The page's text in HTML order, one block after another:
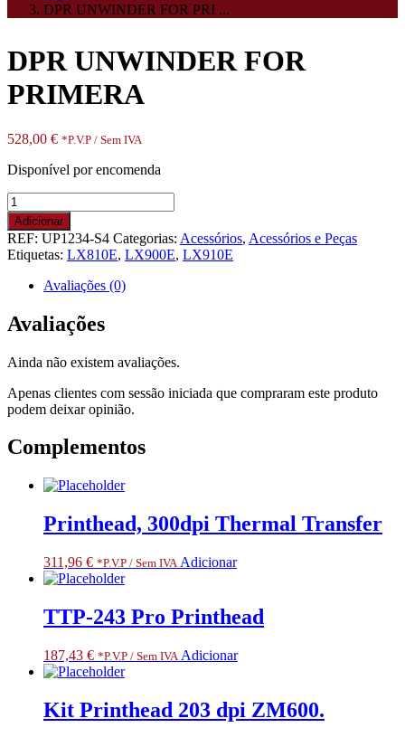
DPR UNWINDER FOR PRI ...
DPR UNWINDER FOR
PRIMERA
528,00 € *P.V.P / Sem IVA
Disponível por encomenda
Quantidade
de
DPR
UNWINDER
FOR
PRIMERA
Adicionar
REF: UP1234-S4 Categorias: Acessórios, Acessórios e Peças
Etiquetas: LX810E, LX900E, LX910E
Avaliações (0)
Avaliações
Ainda não existem avaliações.
Apenas clientes com sessão iniciada que compraram este produto
podem deixar opinião.
Complementos
Printhead, 300dpi Thermal Transfer
311,96 € *P.V.P / Sem IVA Adicionar
TTP-243 Pro Printhead
187,43 € *P.V.P / Sem IVA Adicionar
Kit Printhead 203 dpi ZM600.